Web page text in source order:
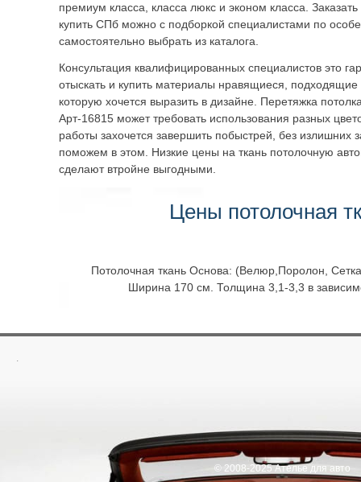
премиум класса, класса люкс и эконом класса.
купить СПб можно с подборкой специалистами по
самостоятельно выбрать из каталога.
Консультация квалифицированных специалистов это
отыскать и купить материалы нравящиеся,
которую хочется выразить в дизайне. Перетяжка
Арт-16815 может требовать использования разных
работы захочется завершить побыстрей, без излишних
поможем в этом. Низкие цены на ткань потолочную
сделают втройне выгодными.
Цены потолочная
Потолочная ткань Основа: (Велюр,Поролон,
Ширина 170 см. Толщина 3,1-3,3 в
.
© 2008-2025 Ателье для авто